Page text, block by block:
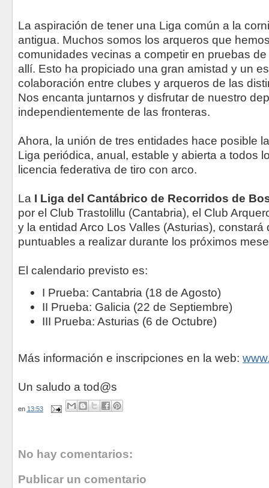
La aspiración de tener una Liga común a la
antigua. Muchos somos los arqueros que
comunidades vecinas a competir en pruebas
allí. Esto ha propiciado una gran amistad y un
colaboración entre clubes y arqueros de las
Nos encanta juntarnos y disfrutar de nuestro
independientemente de las fronteras.
Ahora, la unión de tres entidades hace posible
Liga periódica, anual, estable y abierta a todos
licencia federativa de tiro con arco.
La I Liga del Cantábrico de Recorridos de
por el Club Trastolillu (Cantabria), el Club
y la entidad Arco Los Valles (Asturias), constará
puntuables a realizar durante los próximos
El calendario previsto es:
I Prueba: Cantabria (18 de Agosto)
II Prueba: Galicia (22 de Septiembre)
III Prueba: Asturias (6 de Octubre)
Más información e inscripciones en la web:
Un saludo a tod@s
en 13:53
No hay comentarios:
Publicar un comentario